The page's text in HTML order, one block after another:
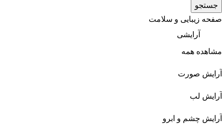
جستجو
صفحه زیبایی و سلامت
آرایشی
مشاهده همه
آرایش صورت
آرایش لب
آرایش چشم و ابرو